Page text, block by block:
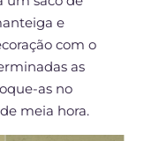
e
com o
as
as no
meia hora.